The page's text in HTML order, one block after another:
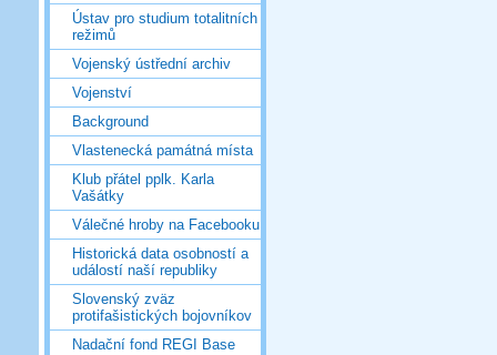
Ústav pro studium totalitních
režimů
Vojenský ústřední archiv
Vojenství
Background
Vlastenecká památná místa
Klub přátel pplk. Karla
Vašátky
Válečné hroby na Facebooku
Historická data osobností a
událostí naší republiky
Slovenský zväz
protifašistických bojovníkov
Nadační fond REGI Base